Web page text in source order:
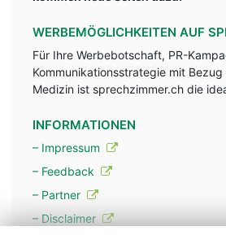
WERBEMÖGLICHKEITEN AUF
Für Ihre Werbebotschaft, PR-
Kommunikationsstrategie mit
Medizin ist sprechzimmer.ch die
INFORMATIONEN
– Impressum
– Feedback
– Partner
– Disclaimer